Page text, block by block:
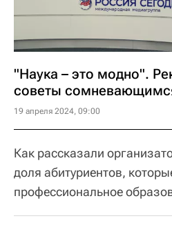
"Наука – это модно".
советы
19 апреля 2024, 09:00
Как рассказали
доля абитуриентов,
профессиональное